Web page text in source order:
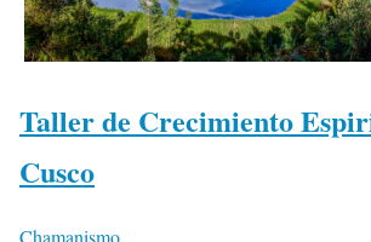
Taller de Crecimiento
Cusco